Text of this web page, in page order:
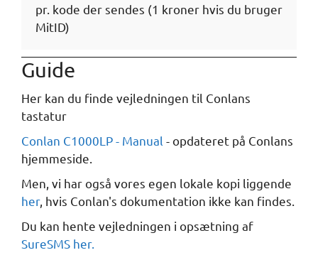
pr. kode der sendes (1 kroner hvis du bruger
MitID)
Guide
Her kan du finde vejledningen til Conlans
tastatur
Conlan C1000LP - Manual - opdateret på Conlans
hjemmeside.
Men, vi har også vores egen lokale kopi liggende
her, hvis Conlan's dokumentation ikke kan findes.
Du kan hente vejledningen i opsætning af
SureSMS her.